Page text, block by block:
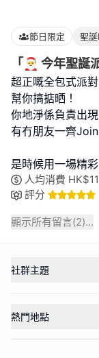
節日限定 聖
「🎅 今年聖誕
超正嘅全包式派
幫你搞掂晒！
你地淨係負責出
有冇朋友一齊
是時候用一場精彩
人均消費 HK$
評分
顯示所有留言(2)...
社群主題
熱門地點